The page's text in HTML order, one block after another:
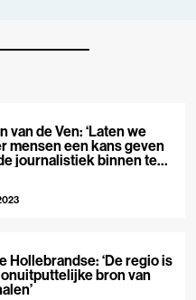
van de Ven: ‘Laten we
mensen een kans geven
journalistiek binnen te
Hollebrandse: ‘De regio is
bron van